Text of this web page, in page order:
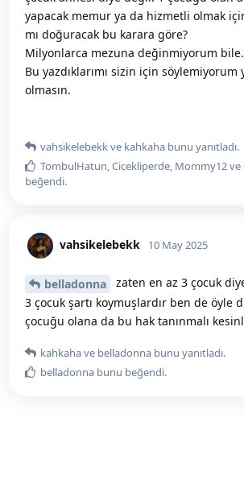
yapacak memur ya da hizmetli olmak
mı doğuracak bu karara göre?
Milyonlarca mezuna değinmiyorum
Bu yazdıklarımı sizin için söylemiyorum
olmasın.
vahsikelebekkve kahkaha bunu yanıtladı.
TombulHatun,Cicekliperde, Mommy12ve
beğendi.
vahsikelebekk 10 May 2025
belladonna
zaten en az 3 çocuk
3 çocuk şartı koymuşlardır ben de öyle
çocuğu olana da bu hak tanınmalı
kahkahave belladonna bunu yanıtladı.
belladonna bunu beğendi.